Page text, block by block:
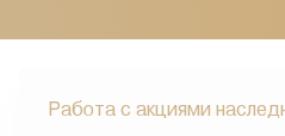
Работа с акциями